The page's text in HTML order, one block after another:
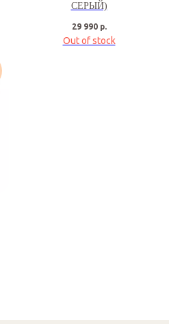
СЕРЫЙ)
29 990 р.
Out of stock